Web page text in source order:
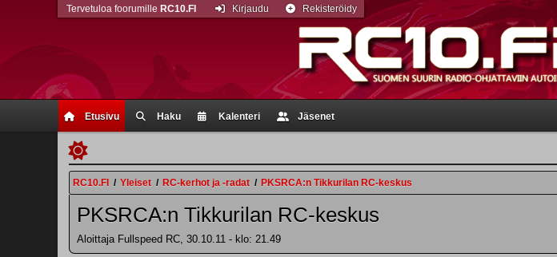
Etusivu Haku Kalenteri Jäsenet
Tervetuloa foorumille RC10.FI Kirjaudu Rekisteröidy
RC10.FI / Yleiset / RC-kerhot ja -radat / PKSRCA:n Tikkurilan RC-keskus
PKSRCA:n Tikkurilan RC-keskus
Aloittaja Fullspeed RC, 30.10.11 - klo: 21.49